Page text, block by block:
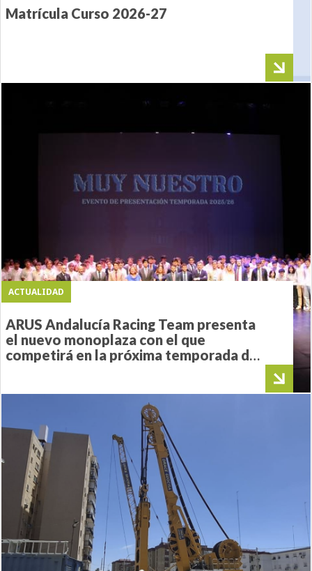
Matrícula Curso 2026-27
ACTUALIDAD
ARUS Andalucía Racing Team presenta
el nuevo monoplaza con el que
competirá en la próxima temporada de